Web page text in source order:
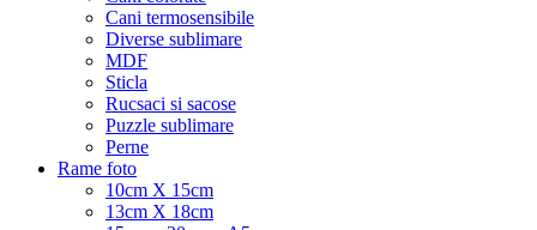
Cani termosensibile
Diverse sublimare
MDF
Sticla
Rucsaci si sacose
Puzzle sublimare
Perne
Rame foto
10cm X 15cm
13cm X 18cm